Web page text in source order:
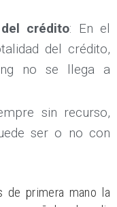
crédito: En el
del crédito,
no se llega a
sin recurso,
ser o no con
de primera mano la